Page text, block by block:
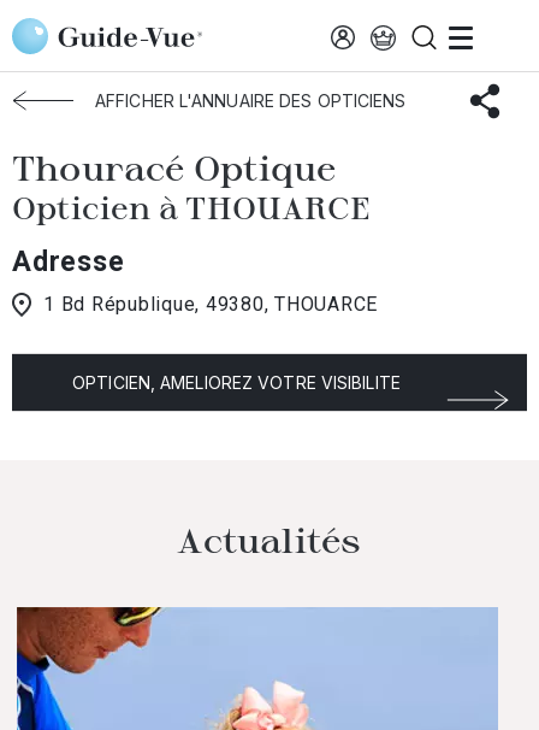
Aller au contenu principal
Accueil Choisir mon opticien Thouarce Thouracé Optique
AFFICHER L'ANNUAIRE DES OPTICIENS
Thouracé Optique
Opticien à THOUARCE
Adresse
1 Bd République, 49380, THOUARCE
OPTICIEN, AMELIOREZ VOTRE VISIBILITE
Actualités